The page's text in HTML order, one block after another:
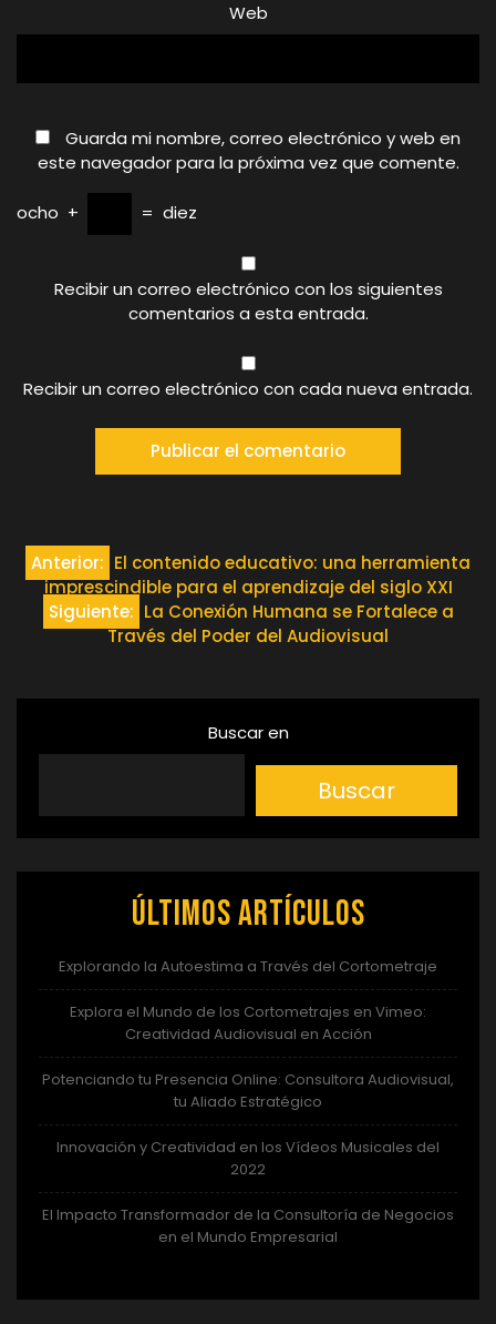
Web
Guarda mi nombre, correo electrónico y web en
este navegador para la próxima vez que comente.
ocho + = diez
Recibir un correo electrónico con los siguientes
comentarios a esta entrada.
Recibir un correo electrónico con cada nueva entrada.
Navegación
entradas
Anterior: El contenido educativo: una herramienta
imprescindible para el aprendizaje del siglo XXI
Siguiente: La Conexión Humana se Fortalece a
Través del Poder del Audiovisual
Buscar en
Buscar
Últimos artículos
Explorando la Autoestima a Través del Cortometraje
Explora el Mundo de los Cortometrajes en Vimeo:
Creatividad Audiovisual en Acción
Potenciando tu Presencia Online: Consultora Audiovisual,
tu Aliado Estratégico
Innovación y Creatividad en los Vídeos Musicales del
2022
El Impacto Transformador de la Consultoría de Negocios
en el Mundo Empresarial